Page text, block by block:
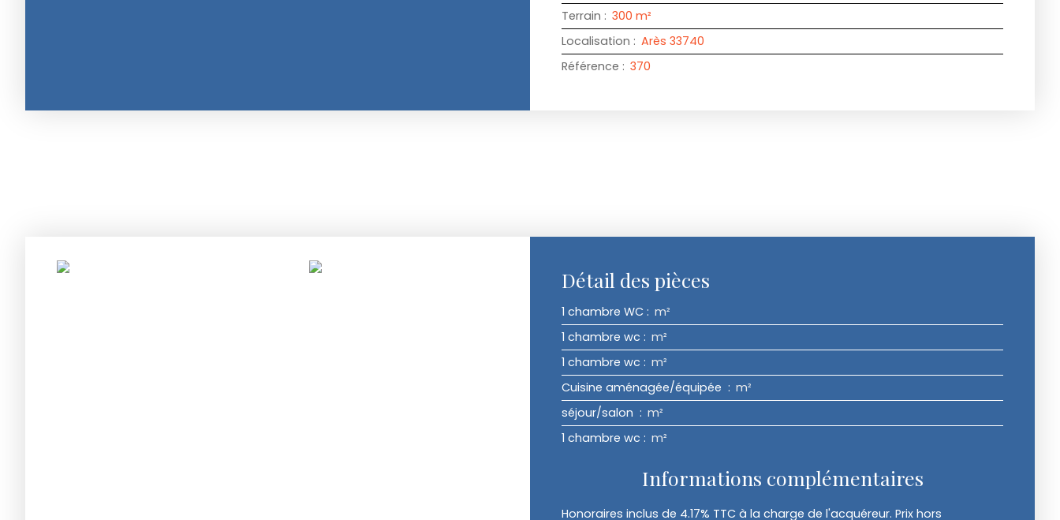
Terrain : 300 m²
Localisation : Arès 33740
Référence : 370
Détail des pièces
1 chambre WC : m²
1 chambre wc : m²
1 chambre wc : m²
Cuisine aménagée/équipée : m²
séjour/salon : m²
1 chambre wc : m²
Informations complémentaires
Honoraires inclus de 4.17% TTC à la charge de l'acquéreur. Prix hors